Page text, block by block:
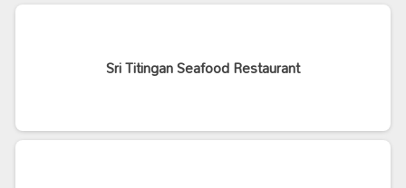
Sri Titingan Seafood Restaurant